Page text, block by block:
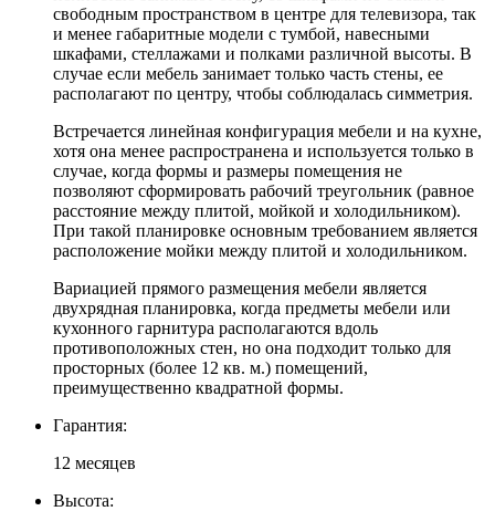
свободным пространством в центре для телевизора, так
и менее габаритные модели с тумбой, навесными
шкафами, стеллажами и полками различной высоты. В
случае если мебель занимает только часть стены, ее
располагают по центру, чтобы соблюдалась симметрия.
Встречается линейная конфигурация мебели и на кухне,
хотя она менее распространена и используется только в
случае, когда формы и размеры помещения не
позволяют сформировать рабочий треугольник (равное
расстояние между плитой, мойкой и холодильником).
При такой планировке основным требованием является
расположение мойки между плитой и холодильником.
Вариацией прямого размещения мебели является
двухрядная планировка, когда предметы мебели или
кухонного гарнитура располагаются вдоль
противоположных стен, но она подходит только для
просторных (более 12 кв. м.) помещений,
преимущественно квадратной формы.
Гарантия:
12 месяцев
Высота: